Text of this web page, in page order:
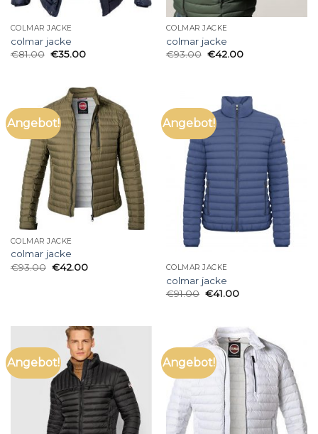
COLMAR JACKE
colmar jacke
€81.00 €35.00
COLMAR JACKE
colmar jacke
€93.00 €42.00
Angebot!
COLMAR JACKE
colmar jacke
€93.00 €42.00
Angebot!
COLMAR JACKE
colmar jacke
€91.00 €41.00
Angebot! Angebot!